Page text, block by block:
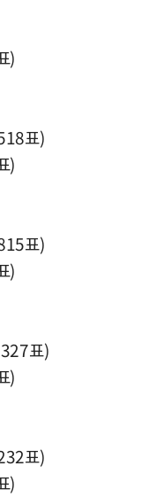
)
표)
)
표)
)
표)
)
표)
)